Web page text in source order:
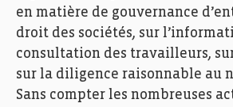
en matière de gouvernance
droit des sociétés, sur
consultation des travailleurs,
sur la diligence raisonnable au
Sans compter les nombreuses